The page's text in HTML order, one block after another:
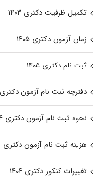
تکمیل ظرفیت دکتری ۱۴۰۳
زمان آزمون دکتری ۱۴۰۵
ثبت نام دکتری ۱۴۰۵
دفترچه ثبت نام آزمون دکتری ۱۴۰۴
نحوه ثبت نام آزمون دکتری ۱۴۰۴
هزینه ثبت نام آزمون دکتری
تغییرات کنکور دکتری ۱۴۰۴